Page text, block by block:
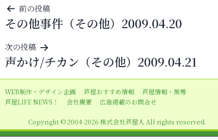
投
稿
ナ
ビ
ゲ
ー
シ
ン
前の投稿
その他事件（その他）2009.04.20
次の投稿
声かけ/チカン（その他）2009.04.21
WEB制作・デザイン企画 芦屋おすすめ情報
芦屋情報・黒帯
芦屋LIFE NEWS！
会社概要 広告掲載のお問合せ
Copyright © 2004-2026 株式会社芦屋人 All rights reserved.